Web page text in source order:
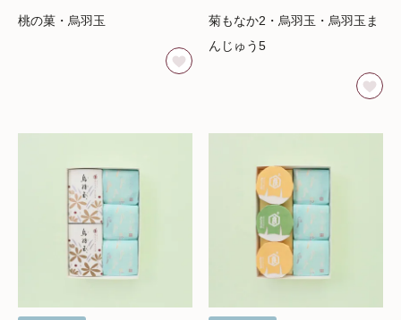
桃の菓・烏羽玉
菊もなか2・烏羽玉・烏羽玉ま
んじゅう5